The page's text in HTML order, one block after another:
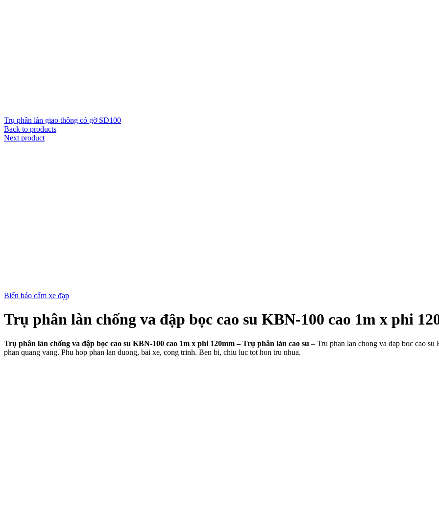
Trụ phân làn giao thông có gờ SD100
Back to products
Next product
Biển báo cấm xe đạp
Trụ phân làn chống va đập bọc cao su KBN-100 cao 1m x phi
Trụ phân làn chống va đập bọc cao su KBN-100 cao 1m x phi 120mm – Trụ phân làn cao su – Tru phan lan chong va dap boc cao
phan quang vang. Phu hop phan lan duong, bai xe, cong trinh. Ben bi, chiu luc tot hon tru nhua.